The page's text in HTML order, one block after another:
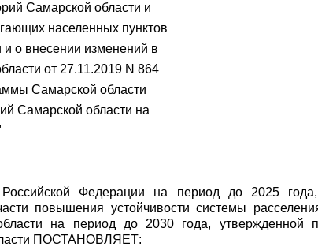
Самарской области и
населенных пунктов
и о внесении изменений в
от 27.11.2019 N 864
Самарской области
Самарской области на
Федерации на период до 2025
повышения устойчивости системы
на период до 2030 года, утвержденной
ПОСТАНОВЛЯЕТ: